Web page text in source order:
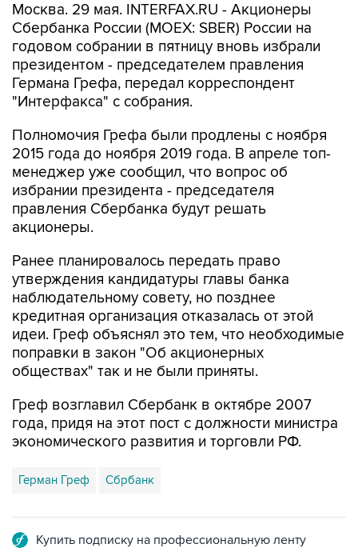
Москва. 29 мая. INTERFAX.RU - Акционеры
Сбербанка России (MOEX: SBER) России на
годовом собрании в пятницу вновь избрали
президентом - председателем правления
Германа Грефа, передал корреспондент
"Интерфакса" с собрания.
Полномочия Грефа были продлены с ноября
2015 года до ноября 2019 года. В апреле топ-
менеджер уже сообщил, что вопрос об
избрании президента - председателя
правления Сбербанка будут решать
акционеры.
Ранее планировалось передать право
утверждения кандидатуры главы банка
наблюдательному совету, но позднее
кредитная организация отказалась от этой
идеи. Греф объяснял это тем, что необходимые
поправки в закон "Об акционерных
обществах" так и не были приняты.
Греф возглавил Сбербанк в октябре 2007
года, придя на этот пост с должности министра
экономического развития и торговли РФ.
Герман Греф Сбрбанк
Купить подписку на профессиональную ленту